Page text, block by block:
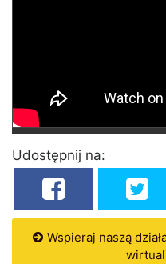
Udostępnij na:
Wspieraj naszą